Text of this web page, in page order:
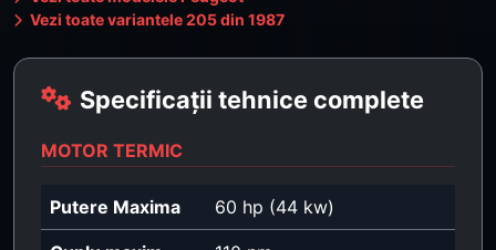
Vezi toate variantele 205 din 1987
Specificații tehnice complete
MOTOR TERMIC
Putere Maxima 60 hp (44 kw)